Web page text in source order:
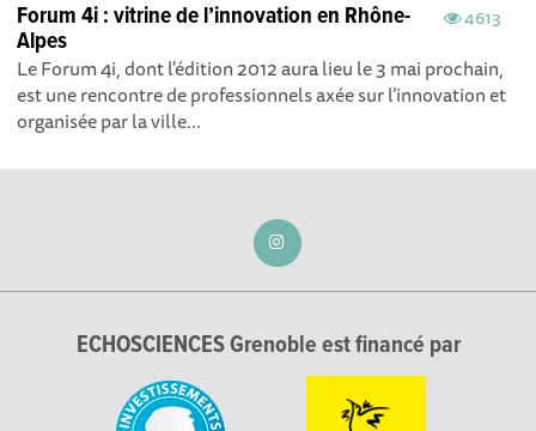
4613
Forum 4i : vitrine de l’innovation en Rhône-
Alpes
Le Forum 4i, dont l'édition 2012 aura lieu le 3 mai prochain,
est une rencontre de professionnels axée sur l’innovation et
organisée par la ville...
ECHOSCIENCES Grenoble est financé par